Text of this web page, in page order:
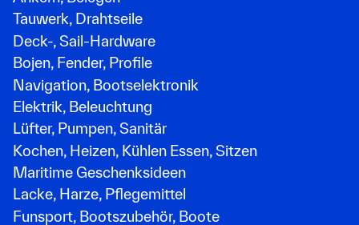
Tauwerk, Drahtseile
Deck-, Sail-Hardware
Bojen, Fender, Profile
Navigation, Bootselektronik
Elektrik, Beleuchtung
Lüfter, Pumpen, Sanitär
Kochen, Heizen, Kühlen Essen, Sitzen
Maritime Geschenksideen
Lacke, Harze, Pflegemittel
Funsport, Bootszubehör, Boote